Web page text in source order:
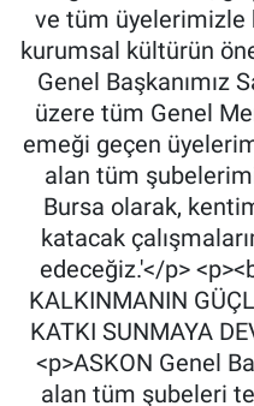
ve tüm
kurumsal kültürün
Genel Başkanımız
üzere tüm Genel
emeği geçen
alan tüm
Bursa olarak,
katacak
edeceğiz.'</p>
KALKINMANIN
KATKI SUNMAYA
<p>ASKON Genel
alan tüm şubeleri